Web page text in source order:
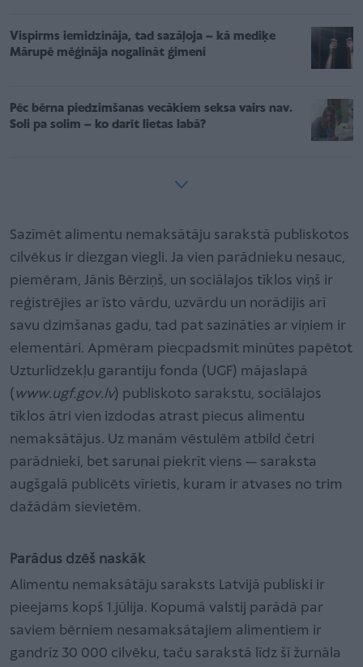
Vispirms iemidzināja, tad sazāļoja – kā mediķe
Mārupē mēģināja nogalināt ģimeni
Pēc bērna piedzimšanas vecākiem seksa vairs nav.
Soli pa solim – ko darīt lietas labā?
Sazīmēt alimentu nemaksātāju sarakstā publiskotos
cilvēkus ir diezgan viegli. Ja vien parādnieku nesauc,
piemēram, Jānis Bērziņš, un sociālajos tīklos viņš ir
reģistrējies ar īsto vārdu, uzvārdu un norādījis arī
savu dzimšanas gadu, tad pat sazināties ar viņiem ir
elementāri. Apmēram piecpadsmit minūtes papētot
Uzturlīdzekļu garantiju fonda (UGF) mājaslapā
( www.ugf.gov.lv) publiskoto sarakstu, sociālajos
tīklos ātri vien izdodas atrast piecus alimentu
nemaksātājus. Uz manām vēstulēm atbild četri
parādnieki, bet sarunai piekrīt viens — saraksta
augšgalā publicēts vīrietis, kuram ir atvases no trim
dažādām sievietēm.
Parādus dzēš naskāk
Alimentu nemaksātāju saraksts Latvijā publiski ir
pieejams kopš 1.jūlija. Kopumā valstij parādā par
saviem bērniem nesamaksātajiem alimentiem ir
gandrīz 30 000 cilvēku, taču sarakstā līdz šī žurnāla